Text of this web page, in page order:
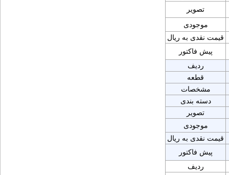
تصویر
موجودی
قیمت نقدی به ریال
پیش فاکتور
ردیف
قطعه
مشخصات
دسته بندی
تصویر
موجودی
قیمت نقدی به ریال
پیش فاکتور
ردیف